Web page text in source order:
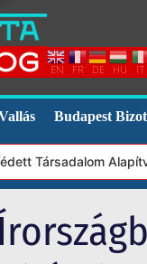
EN FR DE HU IT
Budapest
Alapítvány